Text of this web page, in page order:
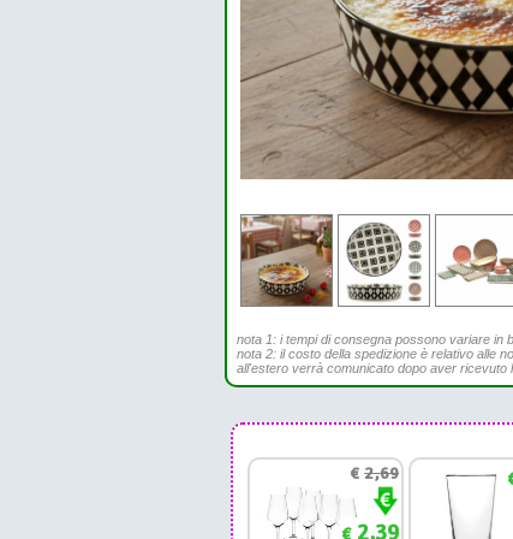
nota 1: i tempi di consegna possono variare in
nota 2: il costo della spedizione è relativo alle
all'estero verrà comunicato dopo aver ricevuto
€2,69
€2,39